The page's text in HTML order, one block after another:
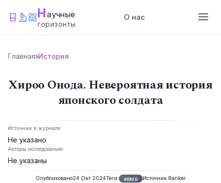
Научные
горизонты
О нас
Главная›История
Хироо Онода. Невероятная история
японского солдата
Источник в журнале:
Не указано
Авторы исследования:
Не указаны
Опубликовано24 Окт 2024Теги: #ВМВ Источник:Ranker